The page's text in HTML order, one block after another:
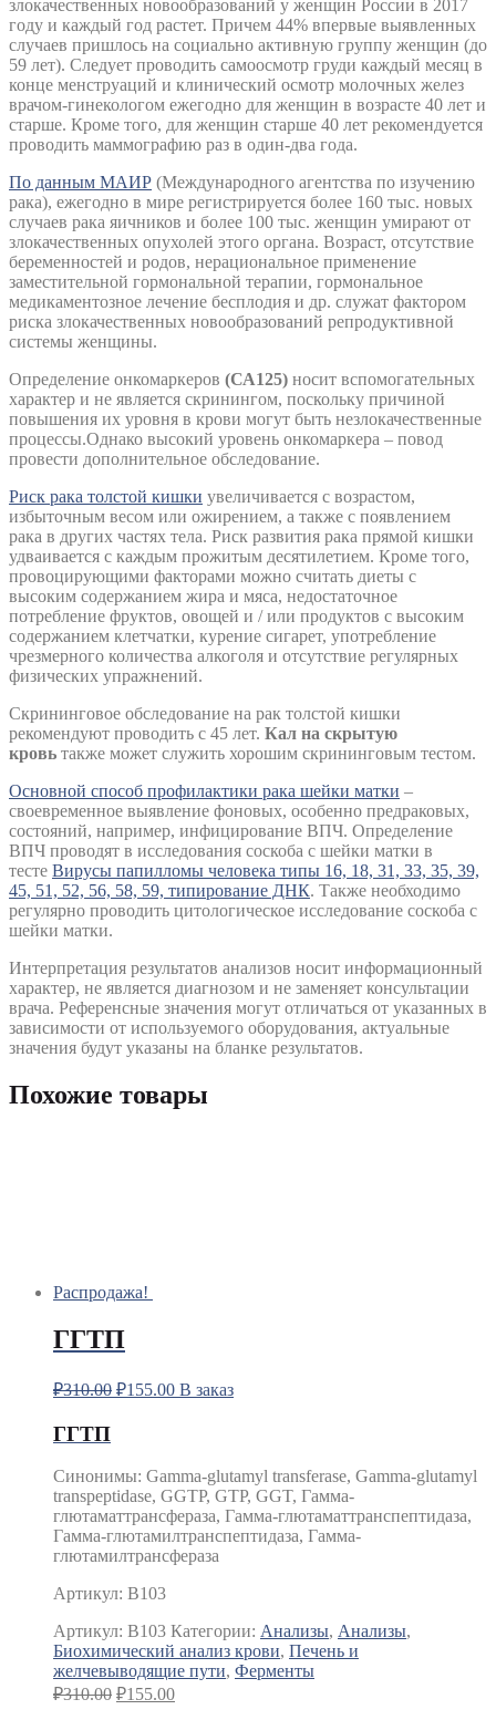
злокачественных новообразований у женщин России в 2017
году и каждый год растет. Причем 44% впервые выявленных
случаев пришлось на социально активную группу женщин (до
59 лет). Следует проводить самоосмотр груди каждый месяц в
конце менструаций и клинический осмотр молочных желез
врачом-гинекологом ежегодно для женщин в возрасте 40 лет и
старше. Кроме того, для женщин старше 40 лет рекомендуется
проводить маммографию раз в один-два года.
По данным МАИР (Международного агентства по изучению
рака), ежегодно в мире регистрируется более 160 тыс. новых
случаев рака яичников и более 100 тыс. женщин умирают от
злокачественных опухолей этого органа. Возраст, отсутствие
беременностей и родов, нерациональное применение
заместительной гормональной терапии, гормональное
медикаментозное лечение бесплодия и др. служат фактором
риска злокачественных новообразований репродуктивной
системы женщины.
Определение онкомаркеров (СА125) носит вспомогательных
характер и не является скринингом, поскольку причиной
повышения их уровня в крови могут быть незлокачественные
процессы.Однако высокий уровень онкомаркера – повод
провести дополнительное обследование.
Риск рака толстой кишки увеличивается с возрастом,
избыточным весом или ожирением, а также с появлением
рака в других частях тела. Риск развития рака прямой кишки
удваивается с каждым прожитым десятилетием. Кроме того,
провоцирующими факторами можно считать диеты с
высоким содержанием жира и мяса, недостаточное
потребление фруктов, овощей и / или продуктов с высоким
содержанием клетчатки, курение сигарет, употребление
чрезмерного количества алкоголя и отсутствие регулярных
физических упражнений.
Скрининговое обследование на рак толстой кишки
рекомендуют проводить с 45 лет. Кал на скрытую
кровь также может служить хорошим скрининговым тестом.
Основной способ профилактики рака шейки матки –
своевременное выявление фоновых, особенно предраковых,
состояний, например, инфицирование ВПЧ. Определение
ВПЧ проводят в исследования соскоба с шейки матки в
тесте Вирусы папилломы человека типы 16, 18, 31, 33, 35, 39,
45, 51, 52, 56, 58, 59, типирование ДНК. Также необходимо
регулярно проводить цитологическое исследование соскоба с
шейки матки.
Интерпретация результатов анализов носит информационный
характер, не является диагнозом и не заменяет консультации
врача. Референсные значения могут отличаться от указанных в
зависимости от используемого оборудования, актуальные
значения будут указаны на бланке результатов.
Похожие товары
Распродажа!
ГГТП
₽310.00 ₽155.00 В заказ
ГГТП
Синонимы: Gamma-glutamyl transferase, Gamma-glutamyl
transpeptidase, GGTP, GTP, GGT, Гамма-
глютаматтрансфераза, Гамма-глютаматтранспептидаза,
Гамма-глютамилтранспептидаза, Гамма-
глютамилтрансфераза
Артикул: B103
Артикул: B103 Категории: Анализы, Анализы,
Биохимический анализ крови, Печень и
желчевыводящие пути, Ферменты
₽310.00 ₽155.00